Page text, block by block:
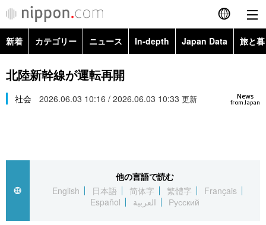
English
繁體字
العربية
新着 カテゴリー ニュース In-depth Japan Data 旅と
政治・外交
経済・ビジネス
社会
文化
科学・技術
Images
お知らせ
北陸新幹線が運転再開
News
from Japan
社会 2026.06.03 10:16 / 2026.06.03 10:33 更新
他の言語で読む
English
日本語 简体字 繁體字
Français
Español
العربية Русский